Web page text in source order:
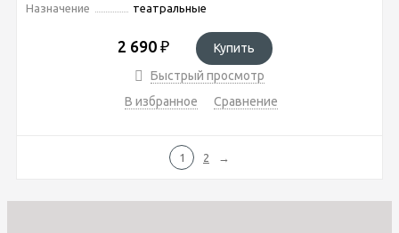
Назначение театральные
2 690 ₽
Купить
Быстрый просмотр
В избранное
Сравнение
1 2 →